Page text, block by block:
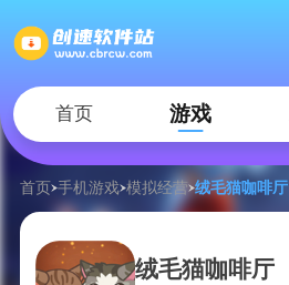
首页 游戏
首页 手机游戏 模拟经营 绒毛猫咖啡厅
绒毛猫咖啡厅